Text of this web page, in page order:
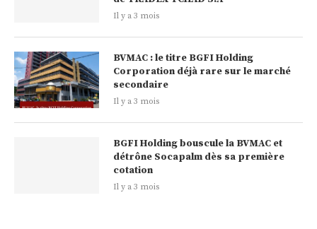
Il y a 3 mois
BVMAC : le titre BGFI Holding
Corporation déjà rare sur le marché
secondaire
Il y a 3 mois
BGFI Holding bouscule la BVMAC et
détrône Socapalm dès sa première
cotation
Il y a 3 mois